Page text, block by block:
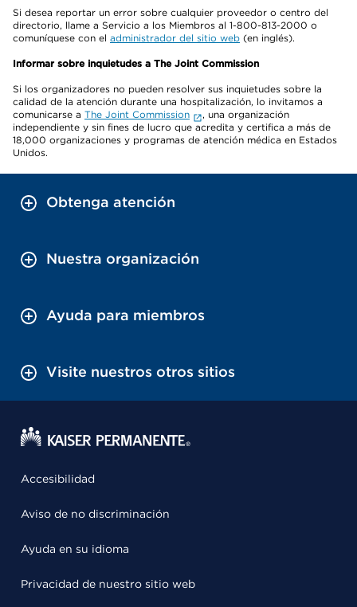
Si desea reportar un error sobre cualquier proveedor o centro del
directorio, llame a Servicio a los Miembros al 1-800-813-2000 o
comuníquese con el administrador del sitio web (en inglés).
Informar sobre inquietudes a The Joint Commission
Si los organizadores no pueden resolver sus inquietudes sobre la
calidad de la atención durante una hospitalización, lo invitamos a
comunicarse a The Joint Commission
, una organización
independiente y sin fines de lucro que acredita y certifica a más de
18,000 organizaciones y programas de atención médica en Estados
Unidos.
Obtenga atención
Nuestra organización
Ayuda para miembros
Visite nuestros otros sitios
Accesibilidad
Aviso de no discriminación
Ayuda en su idioma
Privacidad de nuestro sitio web